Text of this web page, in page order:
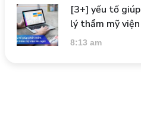
[3+] yếu tố
lý thẩm mỹ
8:13 am